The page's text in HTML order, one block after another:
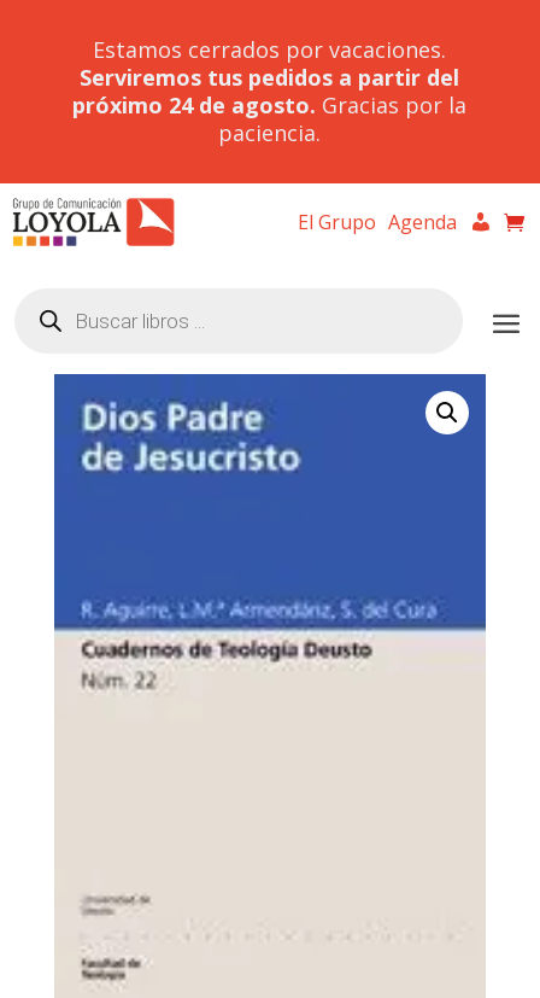
Estamos cerrados por vacaciones.
Serviremos tus pedidos a partir del
próximo 24 de agosto. Gracias por la
paciencia.
El Grupo Agenda
productos